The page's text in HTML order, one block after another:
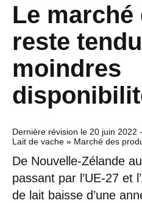
Le
reste
moindres
Dernière révision le 20 juin 2022
Lait de vache » Marché des
De Nouvelle-Zélande
passant par l’UE-27 et
de lait baisse d’une